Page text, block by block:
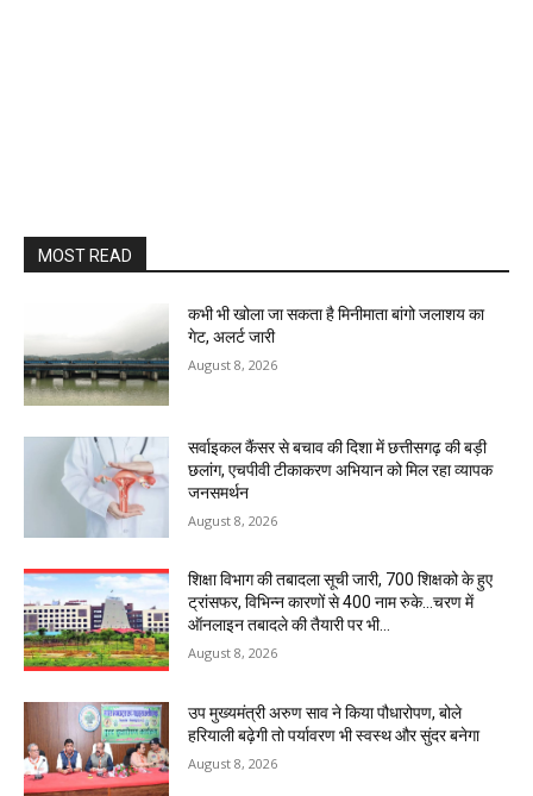
MOST READ
कभी भी खोला जा सकता है मिनीमाता बांगो जलाशय का
गेट, अलर्ट जारी
August 8, 2026
सर्वाइकल कैंसर से बचाव की दिशा में छत्तीसगढ़ की बड़ी
छलांग, एचपीवी टीकाकरण अभियान को मिल रहा व्यापक
जनसमर्थन
August 8, 2026
शिक्षा विभाग की तबादला सूची जारी, 700 शिक्षको के हुए
ट्रांसफर, विभिन्न कारणों से 400 नाम रुके…चरण में
ऑनलाइन तबादले की तैयारी पर भी...
August 8, 2026
उप मुख्यमंत्री अरुण साव ने किया पौधारोपण, बोले
हरियाली बढ़ेगी तो पर्यावरण भी स्वस्थ और सुंदर बनेगा
August 8, 2026